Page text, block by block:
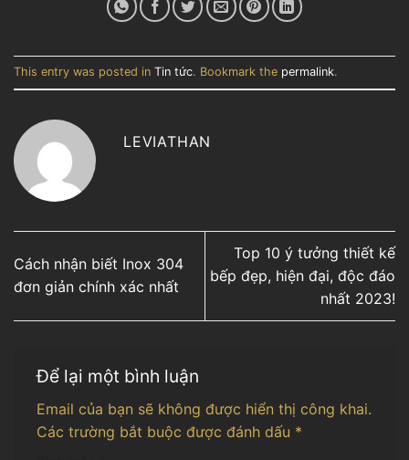
This entry was posted in Tin tức. Bookmark the permalink.
LEVIATHAN
Cách nhận biết Inox 304
đơn giản chính xác nhất
Top 10 ý tưởng thiết kế
bếp đẹp, hiện đại, độc đáo
nhất 2023!
Để lại một bình luận
Email của bạn sẽ không được hiển thị công khai.
Các trường bắt buộc được đánh dấu *